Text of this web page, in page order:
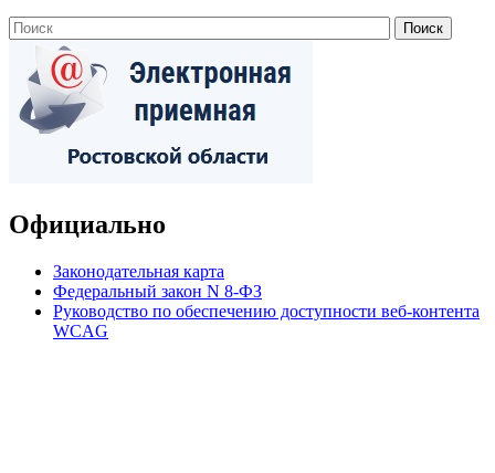
Официально
Законодательная карта
Федеральный закон N 8-ФЗ
Руководство по обеспечению доступности веб-контента
WCAG